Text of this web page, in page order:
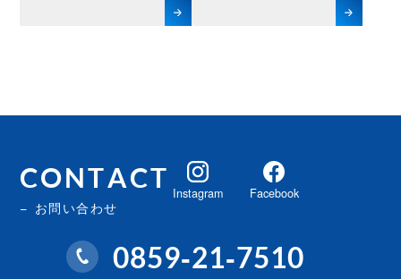
CONTACT
お問い合わせ
0859-21-7510
Instagram Facebook